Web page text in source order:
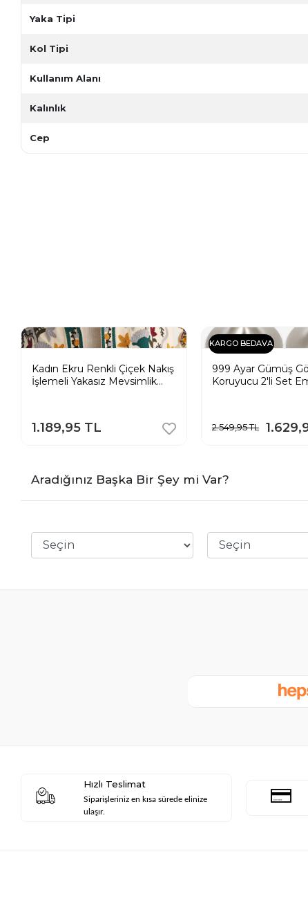
Yaka Tipi
Kol Tipi
Kullanım Alanı
Kalınlık
Cep
Kadın Ekru Renkli Çiçek Nakış
İşlemeli Yakasız Mevsimlik
1.189,95 TL
KARGO BEDAVA
999 Ayar Gümüş
Koruyucu 2'li Set
2.549,95 TL
Aradığınız Başka Bir Şey mi Var?
Hızlı Teslimat
Siparişleriniz en kısa sürede elinize
ulaşır.